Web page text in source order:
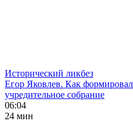
Исторический ликбез
Егор Яковлев. Как
учредительное собрание
06:04
24 мин